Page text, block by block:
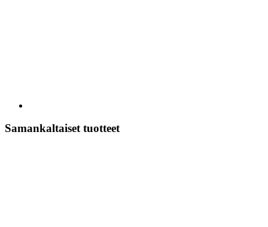
Samankaltaiset tuotteet